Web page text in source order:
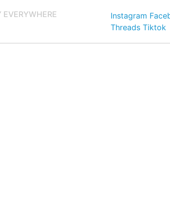
EVERYWHERE Instagram
Threads Tiktok